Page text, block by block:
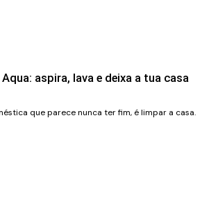
aspira, lava e deixa a tua casa
que parece nunca ter fim, é limpar a casa.